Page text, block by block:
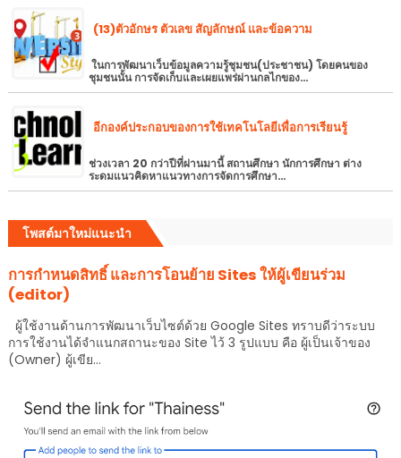
(13)ตัวอักษร ตัวเลข สัญลักษณ์ และข้อความ
ในการพัฒนาเว็บข้อมูลความรู้ชุมชน(ประชาชน) โดยคนของ
ชุมชนนั้น การจัดเก็บและเผยแพร่ผ่านกลไกของ…
อีกองค์ประกอบของการใช้เทคโนโลยีเพื่อการเรียนรู้
ช่วงเวลา 20 กว่าปีที่ผ่านมานี้ สถานศึกษา นักการศึกษา ต่าง
ระดมแนวคิดหาแนวทางการจัดการศึกษา…
โพสต์มาใหม่แนะนำ
การกำหนดสิทธิ์ และการโอนย้าย Sites ให้ผู้เขียนร่วม
(editor)
ผู้ใช้งานด้านการพัฒนาเว็บไซต์ด้วย Google Sites ทราบดีว่าระบบ
การใช้งานได้จำแนกสถานะของ Site ไว้ 3 รูปแบบ คือ ผู้เป็นเจ้าของ
(Owner) ผู้เขีย...